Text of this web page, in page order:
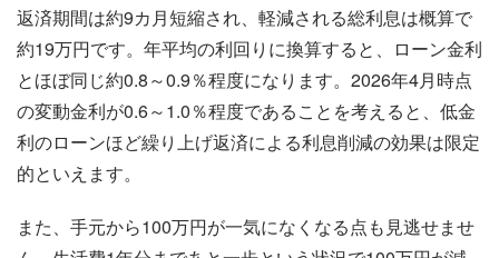
返済期間は約9カ月短縮され、軽減される総利息は概算で
約19万円です。年平均の利回りに換算すると、ローン金利
とほぼ同じ約0.8～0.9％程度になります。2026年4月時点
の変動金利が0.6～1.0％程度であることを考えると、低金
利のローンほど繰り上げ返済による利息削減の効果は限定
的といえます。
また、手元から100万円が一気になくなる点も見逃せませ